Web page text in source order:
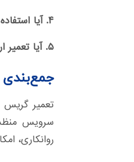
۴. آیا استفاده از قطعات متفرقه توصیه می‌شود؟
۵. آیا تعمیر ارزان‌تر از تعویض کامل است؟
جمع‌بندی
تعمیر
سرویس
روانکاری،